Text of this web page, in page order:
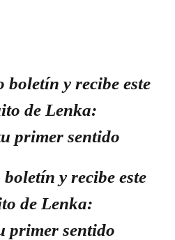
boletín y recibe este
de Lenka:
primer sentido
y recibe este
de Lenka:
primer sentido